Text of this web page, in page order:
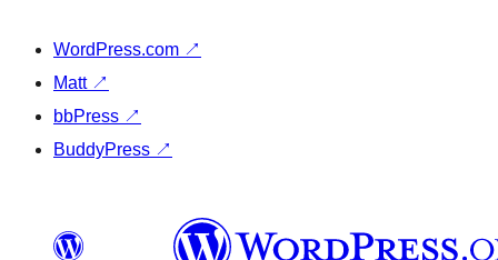
WordPress.com ↗
Matt ↗
bbPress ↗
BuddyPress ↗